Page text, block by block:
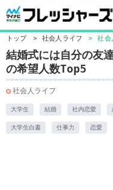
トップ > 社会人ライフ > 社会
結婚式には自分の友
の希望人数Top5
社会人ライフ
大学生 結婚 社内恋愛
大学生白書 仕事力 恋愛